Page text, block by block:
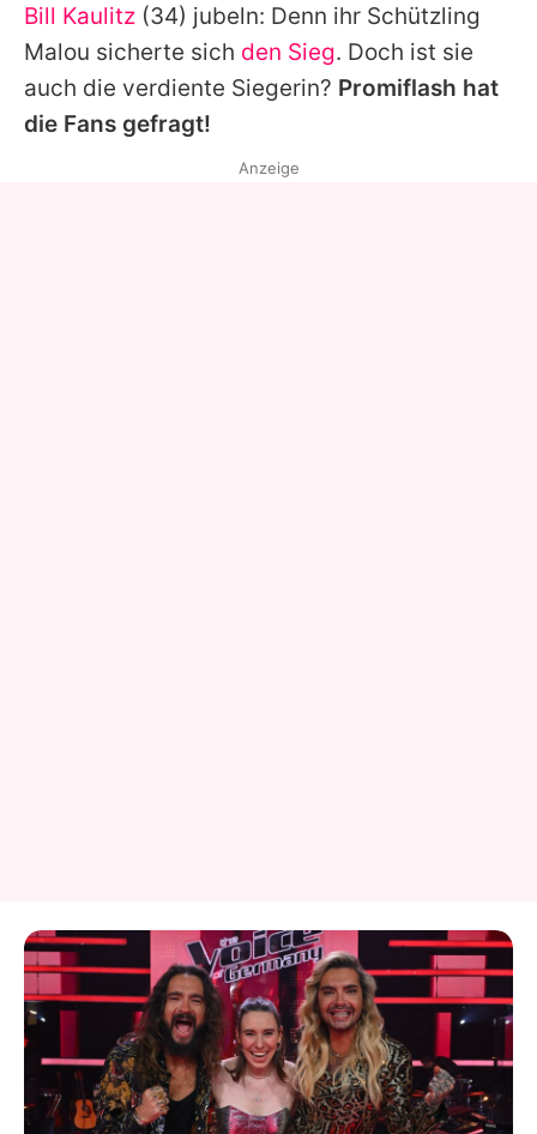
Bill Kaulitz (34) jubeln: Denn ihr Schützling
Malou sicherte sich den Sieg. Doch ist sie
auch die verdiente Siegerin? Promiflash hat
die Fans gefragt!
Anzeige